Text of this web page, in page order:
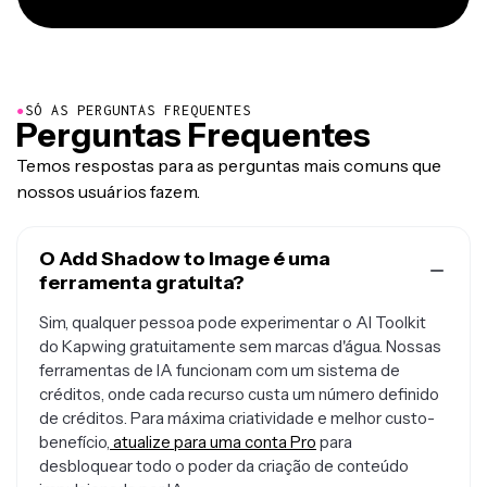
●SÓ AS PERGUNTAS FREQUENTES
Perguntas Frequentes
Temos respostas para as perguntas mais comuns que
nossos usuários fazem.
O Add Shadow to Image é uma
ferramenta gratuita?
Sim, qualquer pessoa pode experimentar o AI Toolkit
do Kapwing gratuitamente sem marcas d'água. Nossas
ferramentas de IA funcionam com um sistema de
créditos, onde cada recurso custa um número definido
de créditos. Para máxima criatividade e melhor custo-
benefício, atualize para uma conta Pro para
desbloquear todo o poder da criação de conteúdo